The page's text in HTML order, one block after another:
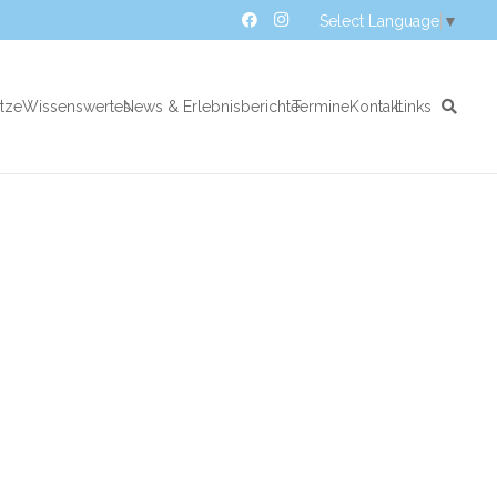
Select Language ▼
WissenswertesNews & ErlebnisberichteTermineKontaktLinks